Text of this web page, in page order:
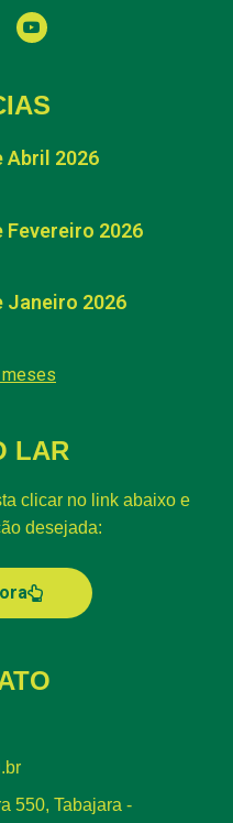
Abril 2026
2026
Janeiro 2026
LAR
clicar no link abaixo e
desejada:
550, Tabajara -